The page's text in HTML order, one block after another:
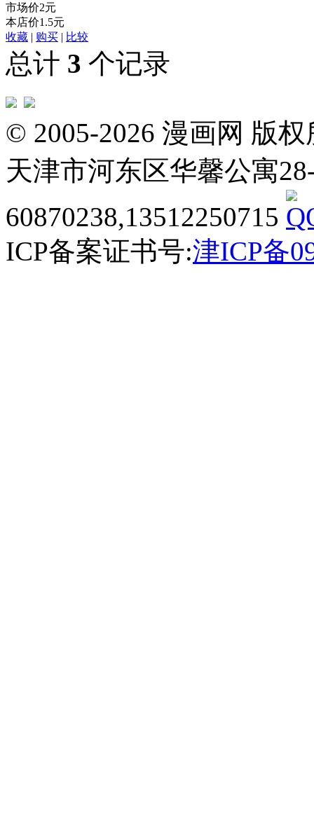
市场价2元
本店价1.5元
收藏 | 购买 | 比较
总计 3 个记录
© 2005-2026 漫画网 版
天津市河东区华馨公寓
60870238,13512250715
ICP备案证书号:津ICP备